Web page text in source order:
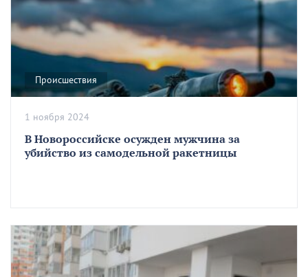
Происшествия
В Новороссийске осужден мужчина за
убийство из самодельной ракетницы
1 ноября 2024